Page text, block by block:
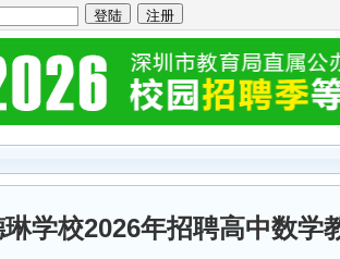
学校2026年招聘高中数学